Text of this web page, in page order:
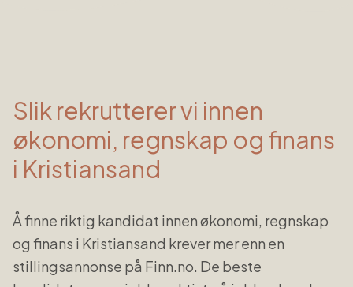
Slik rekrutterer vi innen
økonomi, regnskap og finans
i Kristiansand
Å finne riktig kandidat innenøkonomi, regnskap
og finans i Kristiansand krever mer enn en
stillingsannonse på Finn.no. De beste